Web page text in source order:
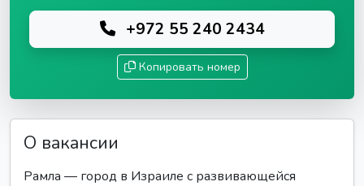
+972 55 240 2434
Копировать номер
О вакансии
Рамла — город в Израиле с развивающейся